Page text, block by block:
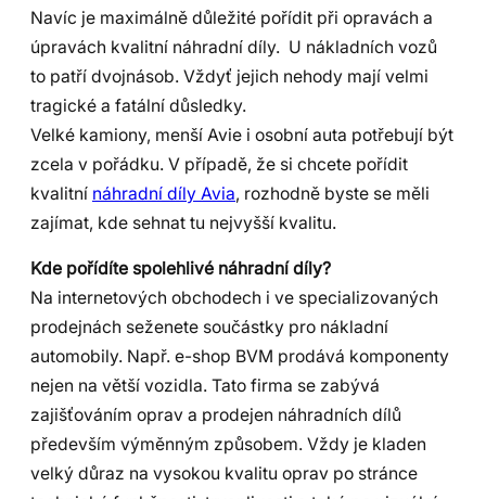
Navíc je maximálně důležité pořídit při opravách a
úpravách kvalitní náhradní díly. U nákladních vozů
to patří dvojnásob. Vždyť jejich nehody mají velmi
tragické a fatální důsledky.
Velké kamiony, menší Avie i osobní auta potřebují být
zcela v pořádku. V případě, že si chcete pořídit
kvalitní náhradní díly Avia, rozhodně byste se měli
zajímat, kde sehnat tu nejvyšší kvalitu.
Kde pořídíte spolehlivé náhradní díly?
Na internetových obchodech i ve specializovaných
prodejnách seženete součástky pro nákladní
automobily. Např. e-shop BVM prodává komponenty
nejen na větší vozidla. Tato firma se zabývá
zajišťováním oprav a prodejen náhradních dílů
především výměnným způsobem. Vždy je kladen
velký důraz na vysokou kvalitu oprav po stránce